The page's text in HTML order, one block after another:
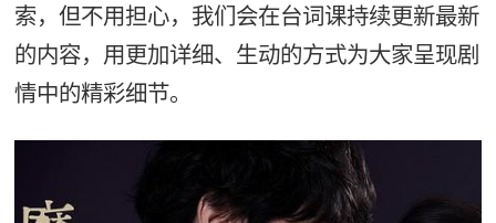
索，但不用担心，我们会在台词课持续更新最新
的内容，用更加详细、生动的方式为大家呈现剧
情中的精彩细节。